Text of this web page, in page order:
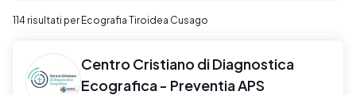
114 risultati per Ecografia Tiroidea Cusago
Centro Cristiano di Diagnostica
Ecografica - Preventia APS